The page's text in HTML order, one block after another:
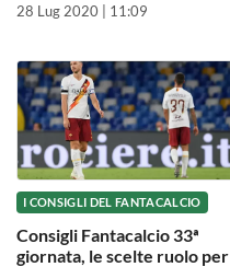
28 Lug 2020 | 11:09
I CONSIGLI DEL FANTACALCIO
Consigli Fantacalcio 33ª
giornata, le scelte ruolo per